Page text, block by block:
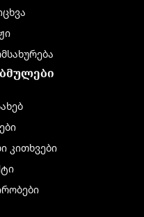
კითხვები